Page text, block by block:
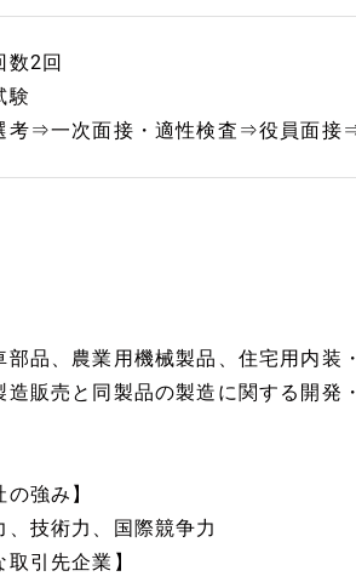
数2回
験
考⇒一次面接・適性検査⇒役員面接
部品、農業用機械製品、住宅用内装
造販売と同製品の製造に関する開発
の強み】
、技術力、国際競争力
取引先企業】